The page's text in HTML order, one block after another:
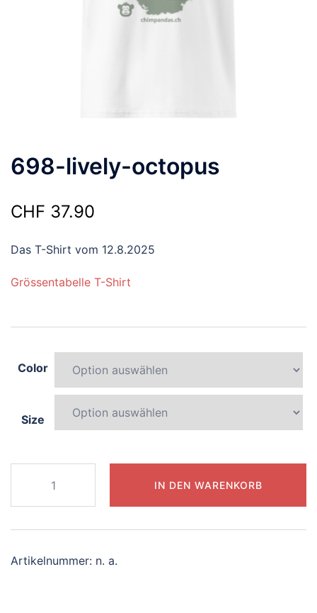
698-lively-octopus
CHF 37.90
Das T-Shirt vom 12.8.2025
Grössentabelle T-Shirt
Color
Size
octopus
Menge
IN DEN WARENKORB
Artikelnummer: n. a.